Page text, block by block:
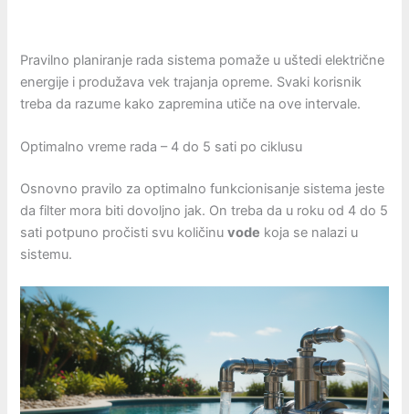
Pravilno planiranje rada sistema pomaže u uštedi električne
energije i produžava vek trajanja opreme. Svaki korisnik
treba da razume kako zapremina utiče na ove intervale.
Optimalno vreme rada – 4 do 5 sati po ciklusu
Osnovno pravilo za optimalno funkcionisanje sistema jeste
da filter mora biti dovoljno jak. On treba da u roku od 4 do 5
sati potpuno pročisti svu količinuvode koja se nalazi u
sistemu.